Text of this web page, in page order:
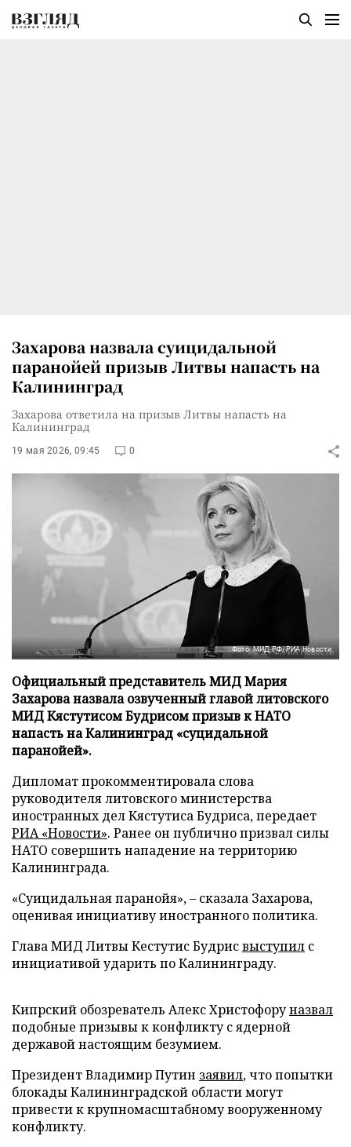
Захарова назвала суицидальной
паранойей призыв Литвы напасть на
Калининград
Захарова ответила на призыв Литвы напасть на
Калининград
19 мая 2026, 09:45 0
Фото: МИД РФ/РИА Новости
Официальный представитель МИД Мария
Захарова назвала озвученный главой литовского
МИД Кястутисом Будрисом призыв к НАТО
напасть на Калининград «суцидальной
паранойей».
Дипломат прокомментировала слова
руководителя литовского министерства
иностранных дел Кястутиса Будриса, передает
РИА «Новости». Ранее он публично призвал силы
НАТО совершить нападение на территорию
Калининграда.
«Суицидальная паранойя», – сказала Захарова,
оценивая инициативу иностранного политика.
Глава МИД Литвы Кестутис Будрисвыступил с
инициативой ударить по Калининграду.
Кипрский обозреватель Алекс Христофоруназвал
подобные призывы к конфликту с ядерной
державой настоящим безумием.
Президент Владимир Путин заявил, что попытки
блокады Калининградской области могут
привести к крупномасштабному вооруженному
конфликту.